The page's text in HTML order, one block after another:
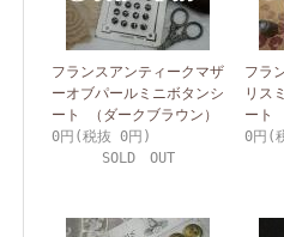
フランスアンティークマザ
ーオブパールミニボタンシ
ート （ダークブラウン）
0円(税抜 0円)
SOLD OUT
フラ
リス
ート
0円(